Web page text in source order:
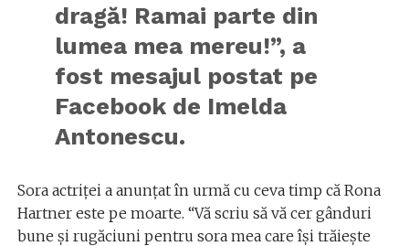
dragă! Ramai parte din
lumea mea mereu!”, a
fost mesajul postat pe
Facebook de Imelda
Antonescu.
Sora actriței a anunțat în urmă cu ceva timp că Rona
Hartner este pe moarte. “Vă scriu să vă cer gânduri
bune și rugăciuni pentru sora mea care își trăiește